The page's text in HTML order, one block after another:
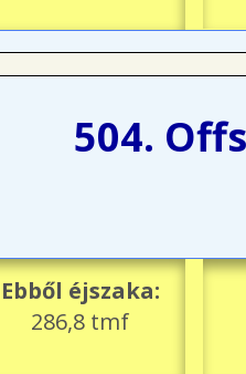
504.
Ebből éjszaka:
286,8 tmf